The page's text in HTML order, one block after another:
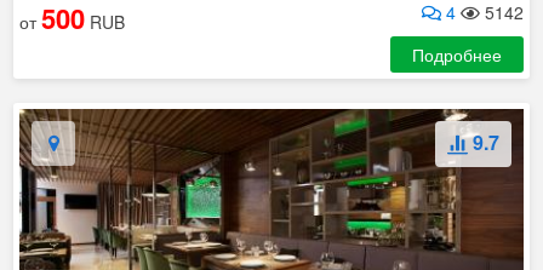
4 5142
от500 RUB
Подробнее
9.7